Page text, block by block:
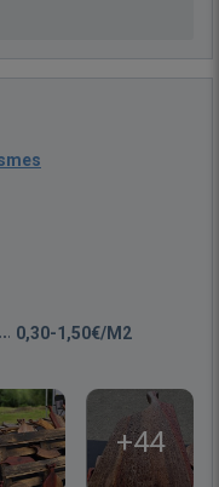
0,30-1,50€/M2
+44